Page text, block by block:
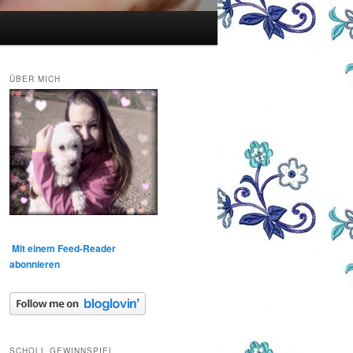
ÜBER MICH
Mit einem Feed-Reader
abonnieren
SCHOLL GEWINNSPIEL